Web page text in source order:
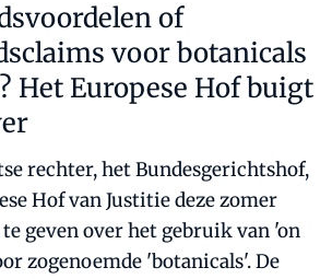
of
voor botanicals
Het Europese Hof buigt
rechter, het Bundesgerichtshof,
Hof van Justitie deze zomer
geven over het gebruik van 'on
zogenoemde 'botanicals'. De